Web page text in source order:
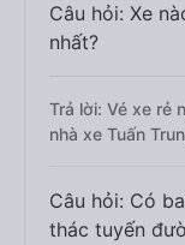
Câu hỏi: Xe
nhất?
Trả lời: Vé xe rẻ
nhà xe Tuấn
Câu hỏi: Có
thác tuyến